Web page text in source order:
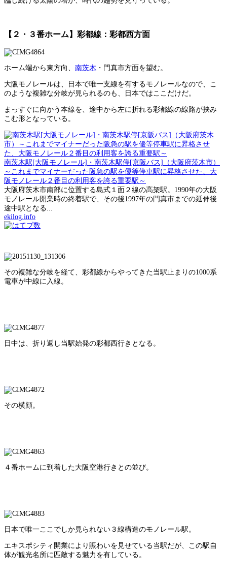
【２・３番ホーム】彩都線：彩都西方面
ホーム端から東方向、 南茨木 ・門真市方面を望む。
大阪モノレールは、日本で唯一支線を有するモノレールなので、こ
のような複雑な分岐が見られるのも、日本ではここだけだ。
まっすぐに向かう本線を、途中から左に折れる彩都線の線路が挟み
こむ形となっている。
南茨木駅[大阪モノレール]・南茨木駅停[京阪バス]（大阪府茨木市）
～これまでマイナーだった阪急の駅を優等停車駅に昇格させた、大
阪モノレール２番目の利用客を誇る重要駅～
大阪府茨木市南部に位置する島式１面２線の高架駅。1990年の大阪
モノレール開業時の終着駅で、その後1997年の門真市までの延伸後
途中駅となる...
ekilog.info
その複雑な分岐を経て、彩都線からやってきた当駅止まりの1000系
電車が中線に入線。
日中は、折り返し当駅始発の彩都西行きとなる。
その横顔。
４番ホームに到着した大阪空港行きとの並び。
日本で唯一ここでしか見られない３線構造のモノレール駅。
エキスポシティ開業により賑わいを見せている当駅だが、この駅自
体が観光名所に匹敵する魅力を有している。